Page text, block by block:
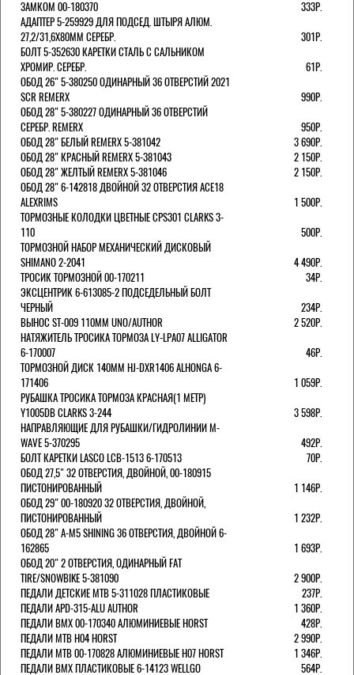
ЗАМКОМ 00-180370
333Р.
АДАПТЕР 5-259929 ДЛЯ ПОДСЕД. ШТЫРЯ АЛЮМ.
27,2/31,6Х80ММ СЕРЕБР.
301Р.
БОЛТ 5-352630 КАРЕТКИ СТАЛЬ С САЛЬНИКОМ
ХРОМИР. СЕРЕБР.
61Р.
ОБОД 26" 5-380250 ОДИНАРНЫЙ 36 ОТВЕРСТИЙ 2021
SCR REMERX
990Р.
ОБОД 28" 5-380227 ОДИНАРНЫЙ 36 ОТВЕРСТИЙ
СЕРЕБР. REMERX
950Р.
ОБОД 28" БЕЛЫЙ REMERX 5-381042
3 690Р.
ОБОД 28" КРАСНЫЙ REMERX 5-381043
2 150Р.
ОБОД 28" ЖЕЛТЫЙ REMERX 5-381046
2 150Р.
ОБОД 28" 6-142818 ДВОЙНОЙ 32 ОТВЕРСТИЯ ACE18
ALEXRIMS
1 500Р.
ТОРМОЗНЫЕ КОЛОДКИ ЦВЕТНЫЕ CPS301 CLARKS 3-
110
500Р.
ТОРМОЗНОЙ НАБОР МЕХАНИЧЕСКИЙ ДИСКОВЫЙ
SHIMANO 2-2041
4 490Р.
ТРОСИК ТОРМОЗНОЙ 00-170211
34Р.
ЭКСЦЕНТРИК 6-613085-2 ПОДСЕДЕЛЬНЫЙ БОЛТ
ЧЕРНЫЙ
234Р.
ВЫНОС ST-009 110ММ UNO/AUTHOR
2 520Р.
НАТЯЖИТЕЛЬ ТРОСИКА ТОРМОЗА LY-LPA07 ALLIGATOR
6-170007
46Р.
ТОРМОЗНОЙ ДИСК 140ММ HJ-DXR1406 ALHONGA 6-
171406
1 059Р.
РУБАШКА ТРОСИКА ТОРМОЗА КРАСНАЯ(1 МЕТР)
Y1005DB CLARKS 3-244
3 598Р.
НАПРАВЛЯЮЩИЕ ДЛЯ РУБАШКИ/ГИДРОЛИНИИ M-
WAVE 5-370295
492Р.
БОЛТ КАРЕТКИ LASCO LCB-1513 6-170513
70Р.
ОБОД 27,5" 32 ОТВЕРСТИЯ, ДВОЙНОЙ, 00-180915
ПИСТОНИРОВАННЫЙ
1 146Р.
ОБОД 29" 00-180920 32 ОТВЕРСТИЯ, ДВОЙНОЙ,
ПИСТОНИРОВАННЫЙ
1 232Р.
ОБОД 28" A-M5 SHINING 36 ОТВЕРСТИЯ, ДВОЙНОЙ 6-
162865
1 693Р.
ОБОД 20" 2 ОТВЕРСТИЯ, ОДИНАРНЫЙ FAT
TIRE/SNOWBIKE 5-381090
2 900Р.
ПЕДАЛИ ДЕТСКИЕ MTB 5-311028 ПЛАСТИКОВЫЕ
237Р.
ПЕДАЛИ APD-315-ALU AUTHOR
1 360Р.
ПЕДАЛИ BMX 00-170340 АЛЮМИНИЕВЫЕ HORST
428Р.
ПЕДАЛИ MTB H04 HORST
2 990Р.
ПЕДАЛИ MTB 00-170828 АЛЮМИНИЕВЫЕ H07 HORST
1 346Р.
ПЕДАЛИ BMX ПЛАСТИКОВЫЕ 6-14123 WELLGO
564Р.